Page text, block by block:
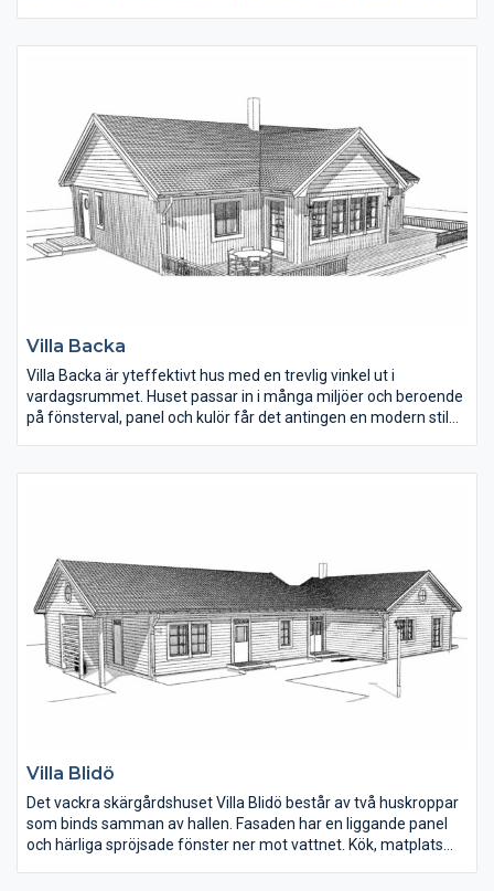
Villa Backa
Villa Backa är yteffektivt hus med en trevlig vinkel ut i
vardagsrummet. Huset passar in i många miljöer och beroende
på fönsterval, panel och kulör får det antingen en modern stil
Villa Blidö
Det vackra skärgårdshuset Villa Blidö består av två huskroppar
som binds samman av hallen. Fasaden har en liggande panel
och härliga spröjsade fönster ner mot vattnet. Kök, matplats